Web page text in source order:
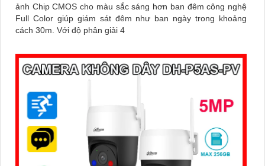
ảnh Chip CMOS cho màu sắc sáng hơn ban đêm công nghệ
Full Color giúp giám sát đêm như ban ngày trong khoảng
cách 30m. Với độ phân giải 4